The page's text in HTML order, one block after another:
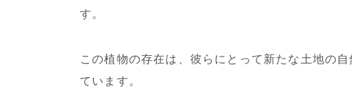
す。
この植物の存在は、彼らにとって新たな土地の
ています。